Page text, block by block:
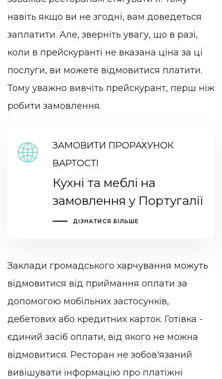
навіть якщо ви не згодні, вам доведеться
заплатити. Але, зверніть увагу, що в разі,
коли в прейскуранті не вказана ціна за ці
послуги, ви можете відмовитися платити.
Тому уважно вивчіть прейскурант, перш ніж
робити замовлення.
ЗАМОВИТИ ПРОРАХУНОК
ВАРТОСТІ
Кухні та меблі на
замовлення у Португалії
ДІЗНАТИСЯ БІЛЬШЕ
Заклади громадського харчування можуть
відмовитися від приймання оплати за
допомогою мобільних застосунків,
дебетових або кредитних карток. Готівка -
єдиний засіб оплати, від якого не можна
відмовитися. Ресторан не зобов'язаний
вивішувати інформацію про платіжні